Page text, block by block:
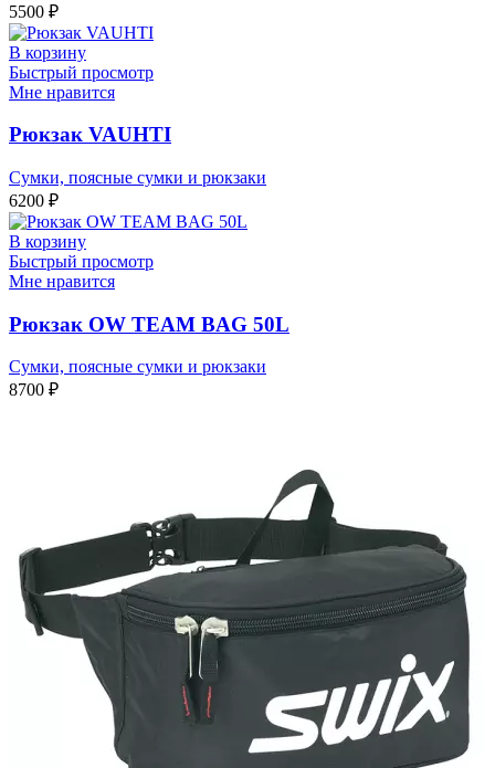
5500 ₽
В корзину
Быстрый просмотр
Мне нравится
Рюкзак VAUHTI
Сумки, поясные сумки и рюкзаки
6200 ₽
В корзину
Быстрый просмотр
Мне нравится
Рюкзак OW TEAM BAG 50L
Сумки, поясные сумки и рюкзаки
8700 ₽